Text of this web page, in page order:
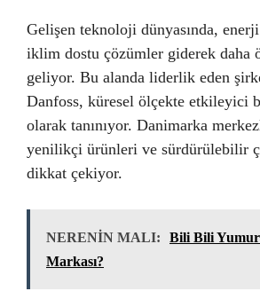
Gelişen teknoloji dünyasında,
iklim dostu çözümler giderek daha
geliyor. Bu alanda liderlik eden
Danfoss, küresel ölçekte etkileyici
olarak tanınıyor. Danimarka
yenilikçi ürünleri ve sürdürülebilir
dikkat çekiyor.
NERENİN MALI:
Bili Bili
Markası?